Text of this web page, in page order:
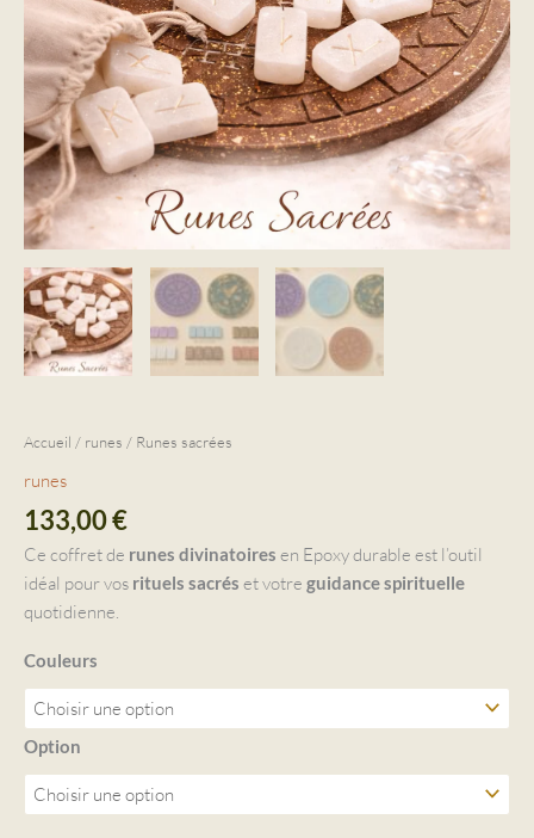
Accueil / runes / Runes sacrées
runes
133,00€
Ce coffret de runes divinatoires en Epoxy durable est l’outil
idéal pour vos rituels sacrés et votre guidance spirituelle
quotidienne.
Couleurs
Option